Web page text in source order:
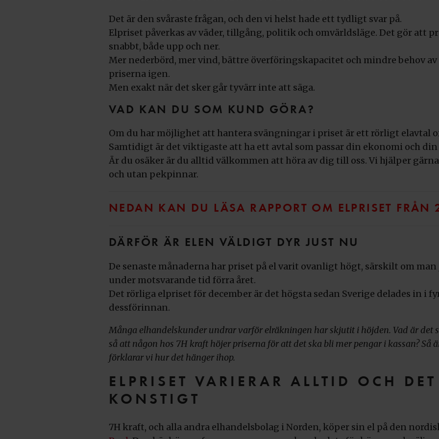
Det är den svåraste frågan, och den vi helst hade ett tydligt svar på.
Elpriset påverkas av väder, tillgång, politik och omvärldsläge. Det gör att
snabbt, både upp och ner.
Mer nederbörd, mer vind, bättre överföringskapacitet och mindre behov
priserna igen.
Men exakt när det sker går tyvärr inte att säga.
VAD KAN DU SOM KUND GÖRA?
Om du har möjlighet att hantera svängningar i priset är ett rörligt elavtal
Samtidigt är det viktigaste att ha ett avtal som passar din ekonomi och din
Är du osäker är du alltid välkommen att höra av dig till oss. Vi hjälper
och utan pekpinnar.
NEDAN KAN DU LÄSA RAPPORT OM ELPRISET FRÅN
DÄRFÖR ÄR ELEN VÄLDIGT DYR JUST NU
De senaste månaderna har priset på el varit ovanligt högt, särskilt om
under motsvarande tid förra året.
Det rörliga elpriset för december är det högsta sedan Sverige delades in i
dessförinnan.
Många elhandelskunder undrar varför elräkningen har skjutit i höjden. Vad är det
så att någon hos 7H kraft höjer priserna för att det ska bli mer pengar i kassan? Så
förklarar vi hur det hänger ihop.
ELPRISET VARIERAR ALLTID OCH
KONSTIGT
7H kraft, och alla andra elhandelsbolag i Norden, köper sin el på den